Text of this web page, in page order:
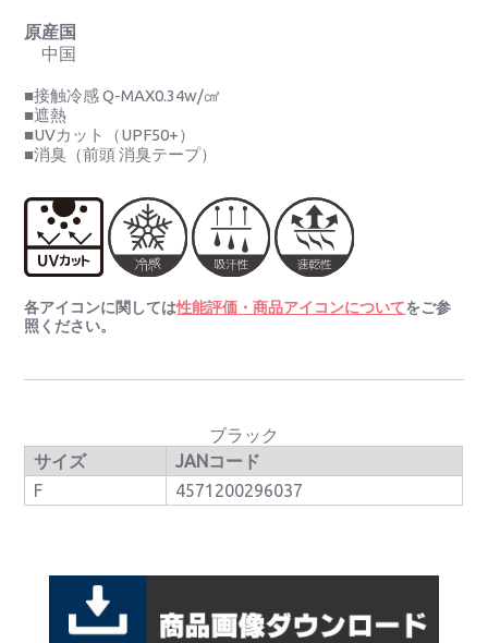
原産国
中国
■接触冷感 Q-MAX0.34w/㎠
■遮熱
■UVカット（UPF50+）
■消臭（前頭 消臭テープ）
各アイコンに関しては性能評価・商品アイコンについてをご参
照ください。
ブラック
サイズ
JANコード
F
4571200296037